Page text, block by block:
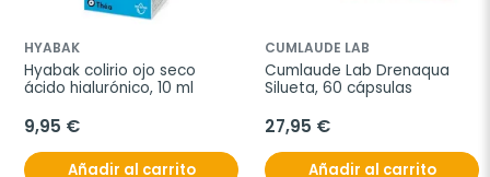
HYABAK
Hyabak colirio ojo seco
ácido hialurónico, 10 ml
9,95 €
Añadir al carrito
CUMLAUDE LAB
Cumlaude Lab Drenaqua
Silueta, 60 cápsulas
27,95 €
Añadir al carrito